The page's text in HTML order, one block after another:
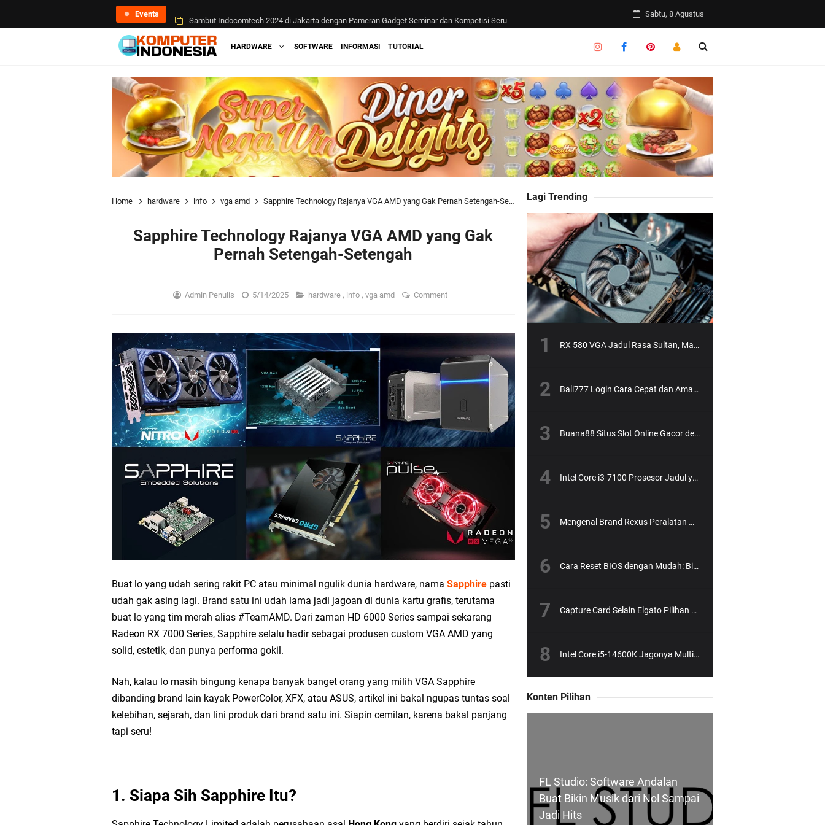
Events
AMD Radeon RX 7600M XT GPU Laptop Gahar yang Siap Tempur
Sabtu, 8 Agustus
HARDWARE SOFTWARE INFORMASI TUTORIAL
Home hardware info vga amd Sapphire Technology Rajanya VGA AMD yang Gak Pernah Setengah-Setengah
Sapphire Technology Rajanya VGA AMD yang Gak
Pernah Setengah-Setengah
Admin Penulis 5/14/2025 hardware , info ,vga amd Comment
Buat lo yang udah sering rakit PC atau minimal ngulik dunia hardware, nama Sapphire pasti
udah gak asing lagi. Brand satu ini udah lama jadi jagoan di dunia kartu grafis, terutama
buat lo yang tim merah alias #TeamAMD. Dari zaman HD 6000 Series sampai sekarang
Radeon RX 7000 Series, Sapphire selalu hadir sebagai produsen custom VGA AMD yang
solid, estetik, dan punya performa gokil.
Nah, kalau lo masih bingung kenapa banyak banget orang yang milih VGA Sapphire
dibanding brand lain kayak PowerColor, XFX, atau ASUS, artikel ini bakal ngupas tuntas soal
kelebihan, sejarah, dan lini produk dari brand satu ini. Siapin cemilan, karena bakal panjang
tapi seru!
1. Siapa Sih Sapphire Itu?
Lagi Trending
RX 580 VGA Jadul Rasa Sultan, Masih Worth It Buat 2025?
Bali777 Login Cara Cepat dan Aman Masuk ke Situs Slot Online Terpercaya
Buana88 Situs Slot Online Gacor dengan Bonus Terbesar dan Paling Menguntungkan
Intel Core i3-7100 Prosesor Jadul yang Masih Bisa Diajak Ngebut?
Mengenal Brand Rexus Peralatan Gaming Berkualitas dengan Harga Bersahabat
Cara Reset BIOS dengan Mudah: Bikin PC Balik Normal Lagi!
Capture Card Selain Elgato Pilihan Buat Rekam & Streaming Tanpa Ribet
Intel Core i5-14600K Jagonya Multitasking dan Gaming, Tapi Gak Bikin Dompet Bolong!
Konten Pilihan
FL Studio: Software Andalan
Buat Bikin Musik dari Nol Sampai
Jadi Hits